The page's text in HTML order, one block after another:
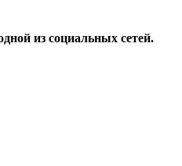
из социальных сетей.